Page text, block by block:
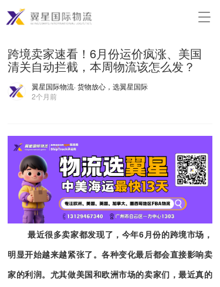
T
g
t
i
o
跨境卖家速看！6月份运价疯涨、美国
清关自动拦截，本周物流该怎么发？
翼星国际物流· 货物放心，选翼星国际
2个月前
最近很多卖家都发现了，今年6月份的跨境市场，
明显开始越来越紧张了。各种变化最后都会直接影响卖
家的利润。尤其做美国和欧洲市场的卖家们，最近真的